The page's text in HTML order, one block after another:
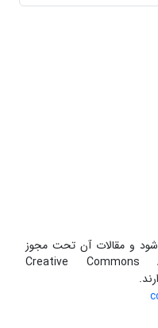
و مقالات آن تحت مجوز
Creative Commons